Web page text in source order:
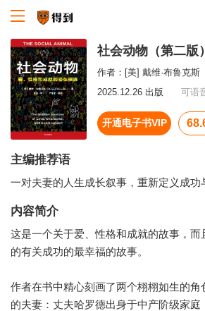
社会动物（第二版）
作者： [美] 戴维·布鲁克斯
2025.12.26 出版
可语
开通电子书VIP
主编推荐语
一对夫妻的人生成长叙事，重新定义成功
内容简介
这是一个关于爱、性格和成就的故事，而
的有关成功的最幸福的故事。
作者在书中精心刻画了两个栩栩如生的角
的夫妻：丈夫哈罗德出身于中产阶级家